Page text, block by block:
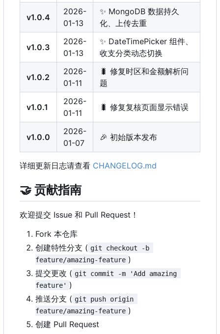
v1.0.4
2026-
01-13
✨ MongoDB 数据持久
化、上传去重
v1.0.3
2026-
01-13
✨ DateTimePicker 组件、
收支分类动态切换
v1.0.2
2026-
01-11
🐛 修复时区和金额解析问
题
v1.0.1
2026-
01-11
🐛 修复复核页面显示错误
v1.0.0
2026-
01-07
🎉 初始版本发布
详细更新日志请查看 CHANGELOG.md
🤝 贡献指南
欢迎提交 Issue 和 Pull Request ！
Fork 本仓库
创建特性分支 ( git checkout -b
feature/amazing-feature )
提交更改 ( git commit -m 'Add amazing
feature' )
推送分支 ( git push origin
feature/amazing-feature )
创建 Pull Request